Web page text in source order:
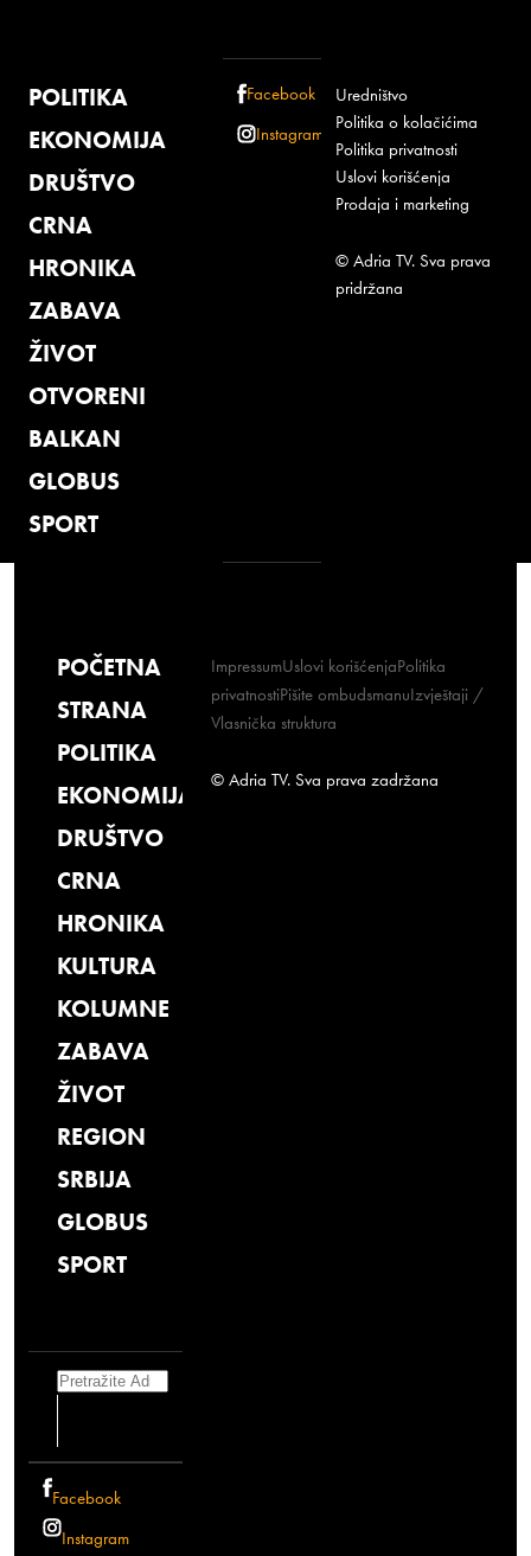
POLITIKA
EKONOMIJA
DRUŠTVO
CRNA
HRONIKA
ZABAVA
ŽIVOT
OTVORENI
BALKAN
GLOBUS
SPORT
Facebook
Instagram
Uredništvo
Politika o kolačićima
Politika privatnosti
Uslovi korišćenja
Prodaja i marketing
© Adria TV. Sva prava
pridržana
POČETNA
STRANA
POLITIKA
EKONOMIJA
DRUŠTVO
CRNA
HRONIKA
KULTURA
KOLUMNE
ZABAVA
ŽIVOT
REGION
SRBIJA
GLOBUS
SPORT
Search
Facebook
Instagram
ImpressumUslovi korišćenjaPolitika
privatnostiPišite ombudsmanuIzvještaji /
Vlasnička struktura
© Adria TV. Sva prava zadržana